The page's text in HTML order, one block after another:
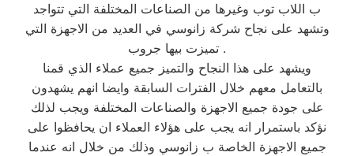
ب اللاب توب وغيرها من الصناعات المختلفة التي تتواجد
وتشهد على نجاح شركة زانوسي في العديد من الاجهزة التي
تميزت بيها جروب .
ويشهد على هذا النجاح والتميز جميع عملاء الذي قمنا
بالتعامل معهم خلال الفترات السابقة وايضا انهم يشهدون
على جودة جميع الاجهزة والصناعات المختلفة ويجب لذلك
نؤكد باستمرار انه يجب على هؤلاء العملاء ان يحافظوا على
جميع الاجهزة الخاصة ب زانوسي وذلك من خلال انه عندما